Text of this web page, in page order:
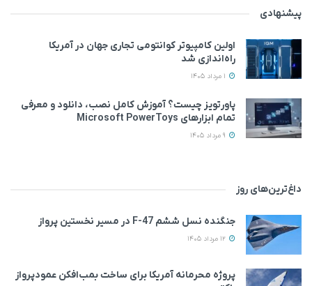
پیشنهادی
اولین کامپیوتر کوانتومی تجاری جهان در آمریکا
راه‌اندازی شد
پاورتویز چیست؟ آموزش کامل نصب، دانلود و معرفی
تمام ابزارهای Microsoft PowerToys
داغ‌ترین‌های روز
جنگنده نسل ششم F-47 در مسیر نخستین پرواز
پروژه محرمانه آمریکا برای ساخت بمب‌افکن عمودپرواز